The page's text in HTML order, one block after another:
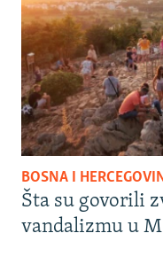
BOSNA I
Šta su govorili
vandalizmu u